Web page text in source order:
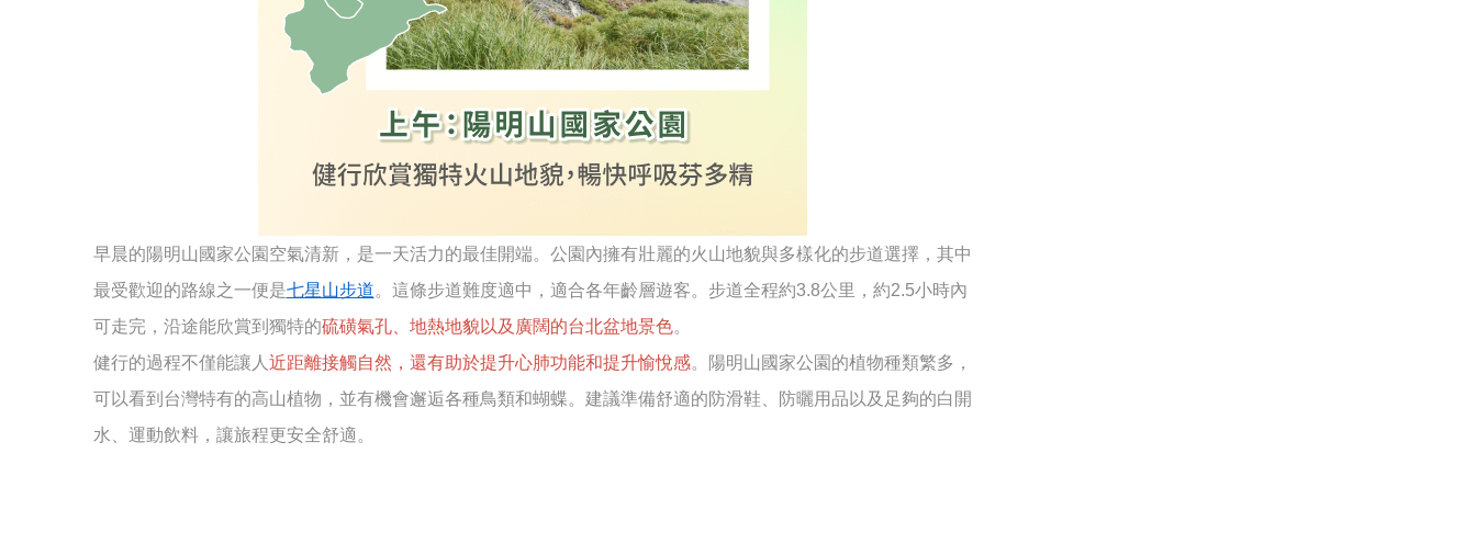
早晨的陽明山國家公園空氣清新，是一天活力的最佳開端。公園內擁有壯麗的火山地貌與多樣化的步道選擇，其中
最受歡迎的路線之一便是七星山步道。這條步道難度適中，適合各年齡層遊客。步道全程約3.8公里，約2.5小時內
可走完，沿途能欣賞到獨特的硫磺氣孔、地熱地貌以及廣闊的台北盆地景色。
健行的過程不僅能讓人 近距離接觸自然，還有助於提升心肺功能和提升愉悅感。陽明山國家公園的植物種類繁多，
可以看到台灣特有的高山植物，並有機會邂逅各種鳥類和蝴蝶。建議準備舒適的防滑鞋、防曬用品以及足夠的白開
水、運動飲料，讓旅程更安全舒適。